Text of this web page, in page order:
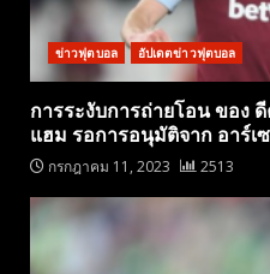
ข่าวฟุตบอล อัปเดตข่าวฟุตบอล
การระงับการถ่ายโอน ของ
แฮม รอการอนุมัติจาก อาร์เ
กรกฎาคม 11, 2023 2513